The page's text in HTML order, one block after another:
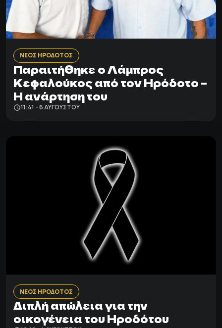
ΝΕΟΣ ΗΡΟΔΟΤΟΣ
Παραιτήθηκε ο Λάμπρος
Κεφαλούκος από τον Ηρόδοτο –
Η ανάρτηση του
11:41 - 6 ΑΥΓΟΎΣΤΟΥ
ΝΕΟΣ ΗΡΟΔΟΤΟΣ
Διπλή απώλεια για την
οικογένεια του Ηροδότου